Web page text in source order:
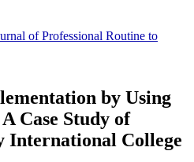
of Professional Routine to
by Using
Case Study of
College